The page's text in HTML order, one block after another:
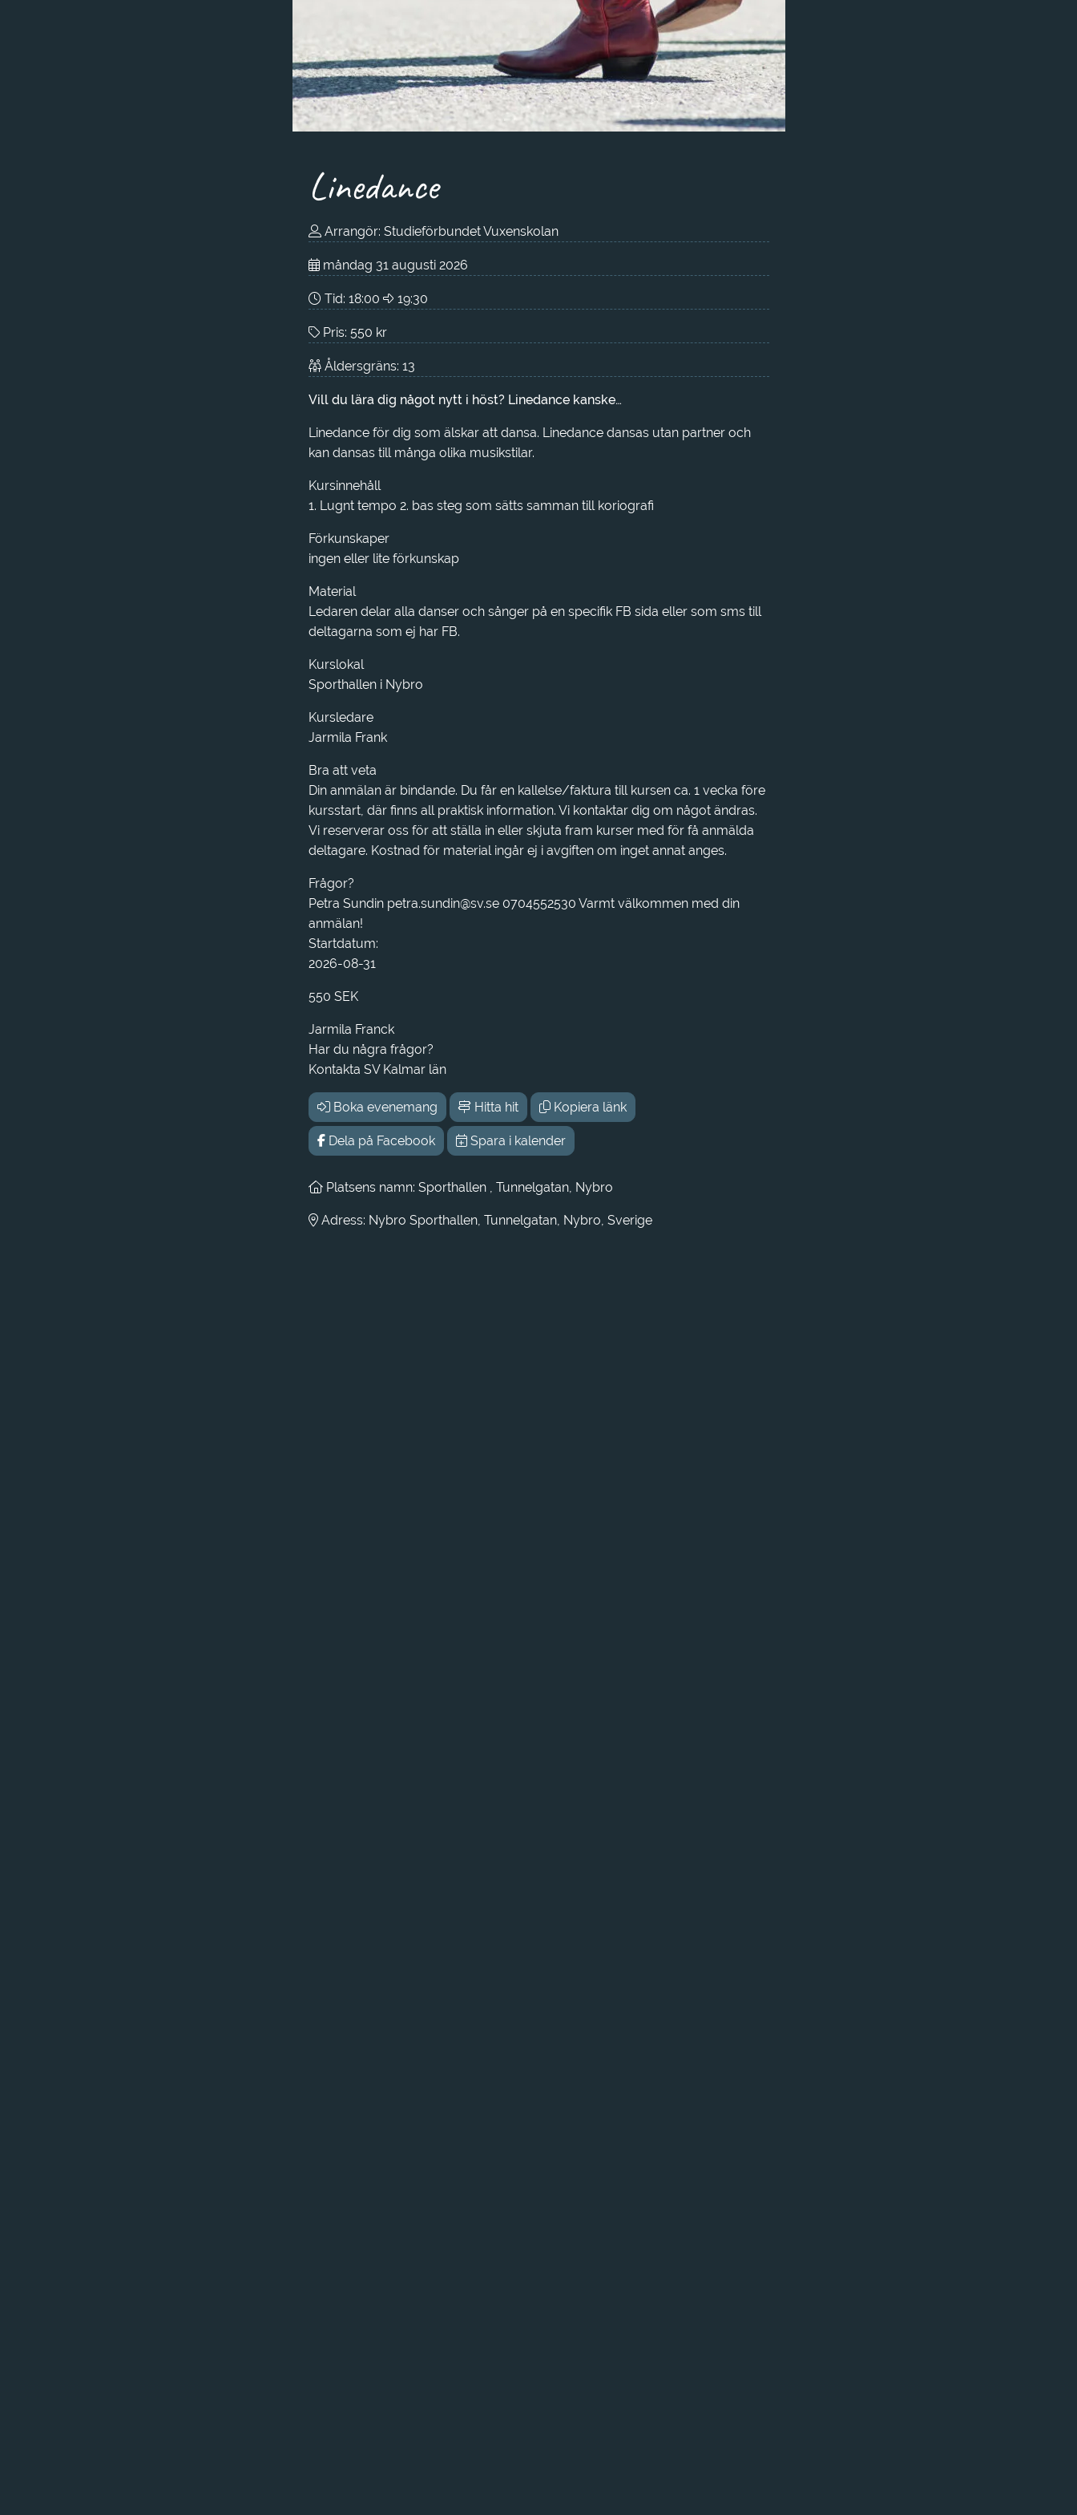
Linedance
Arrangör: Studieförbundet Vuxenskolan
måndag 31 augusti 2026
Tid: 18:00 19:30
Pris: 550 kr
Åldersgräns: 13
Vill du lära dig något nytt i höst? Linedance kanske…
Linedance för dig som älskar att dansa. Linedance dansas utan partner och
kan dansas till många olika musikstilar.
Kursinnehåll
1. Lugnt tempo 2. bas steg som sätts samman till koriografi
Förkunskaper
ingen eller lite förkunskap
Material
Ledaren delar alla danser och sånger på en specifik FB sida eller som sms till
deltagarna som ej har FB.
Kurslokal
Sporthallen i Nybro
Kursledare
Jarmila Frank
Bra att veta
Din anmälan är bindande. Du får en kallelse/faktura till kursen ca. 1 vecka före
kursstart, där finns all praktisk information. Vi kontaktar dig om något ändras.
Vi reserverar oss för att ställa in eller skjuta fram kurser med för få anmälda
deltagare. Kostnad för material ingår ej i avgiften om inget annat anges.
Frågor?
Petra Sundin petra.sundin@sv.se 0704552530 Varmt välkommen med din
anmälan!
Startdatum:
2026-08-31
550 SEK
Jarmila Franck
Har du några frågor?
Kontakta SV Kalmar län
Boka evenemang Hitta hit Kopiera länk
Dela på Facebook Spara i kalender
Platsens namn: Sporthallen , Tunnelgatan, Nybro
Adress: Nybro Sporthallen, Tunnelgatan, Nybro, Sverige